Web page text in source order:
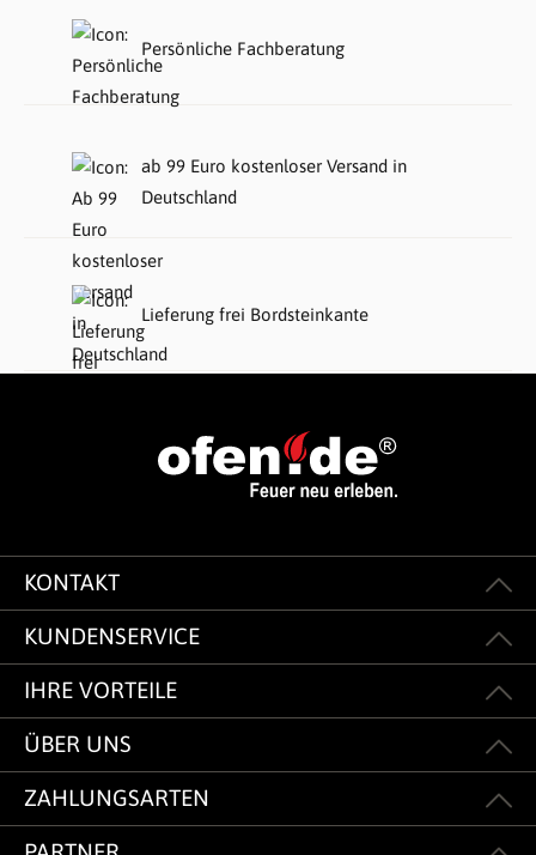
Persönliche Fachberatung
ab 99 Euro kostenloser Versand in
Deutschland
Lieferung frei Bordsteinkante
KONTAKT
KUNDENSERVICE
IHRE VORTEILE
ÜBER UNS
ZAHLUNGSARTEN